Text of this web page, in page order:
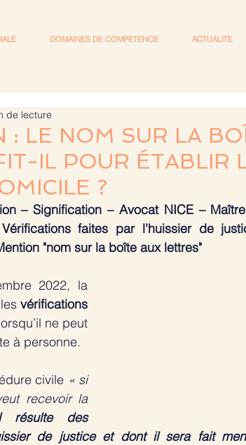
DOMAINES DE COMPETENCE ACTUALITE
: LE NOM SUR LA
IL POUR ÉTABLIR
?
de lecture
– Signification – Avocat NICE –
faites par l'huissier de
"nom sur la boîte aux lettres"
2022, la
vérifications
ne peut
à personne.
civile « si
recevoir la
résulte des
de justice et dont il sera fait